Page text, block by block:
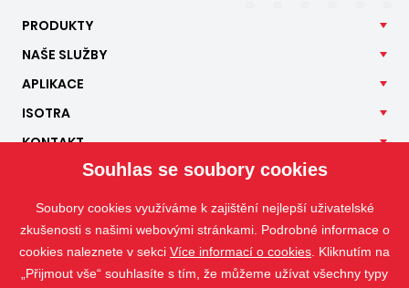
PRODUKTY
NAŠE SLUŽBY
APLIKACE
ISOTRA
KONTAKT
Souhlas se soubory cookies
Soubory cookies využíváme k zajištění nejlepší uživatelské
zkušenosti s našimi webovými stránkami. Podrobné informace o
cookies naleznete v sekci Více informací o cookies . Kliknutím na
„Přijmout vše“ souhlasíte s tím, že můžeme užívat všechny typy